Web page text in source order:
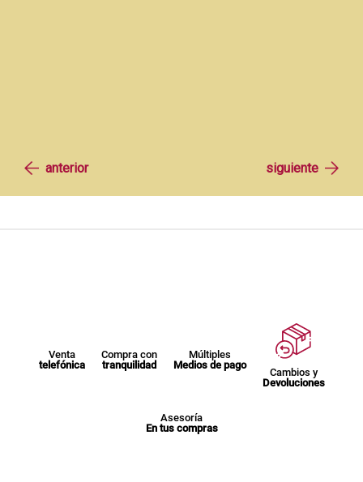
Venta
telefónica
Compra con
tranquilidad
Múltiples
Medios de pago
Cambios y
Devoluciones
Asesoría
En tus compras